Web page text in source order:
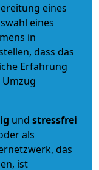
eines
eines
in
dass das
Erfahrung
und stressfrei
als
das
ist